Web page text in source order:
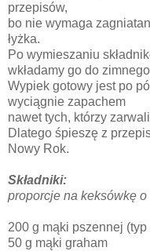
przepisów,
bo nie wymaga
łyżka.
Po wymieszaniu
wkładamy go do
Wypiek gotowy jest po
wyciągnie zapachem
nawet tych, którzy
Dlatego śpieszę z
Nowy Rok.
Składniki:
proporcje na keksówkę o
200 g mąki pszennej
50 g mąki graham